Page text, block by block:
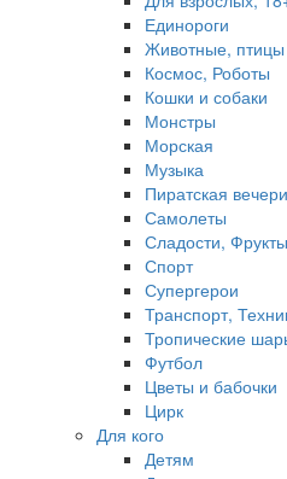
Единороги
Животные, птицы
Космос, Роботы
Кошки и собаки
Монстры
Морская
Музыка
Пиратская
Самолеты
Сладости, Фрукты
Спорт
Супергерои
Транспорт,
Тропические
Футбол
Цветы и бабочки
Цирк
Для кого
Детям